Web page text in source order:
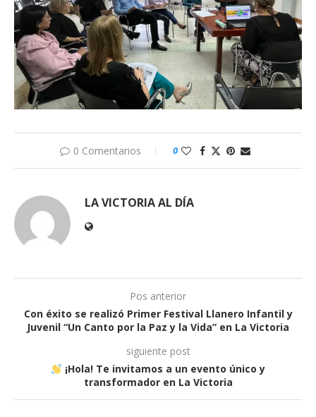
0 Comentarios 0
LA VICTORIA AL DÍA
Pos anterior
Con éxito se realizó Primer Festival Llanero Infantil y
Juvenil “Un Canto por la Paz y la Vida” en La Victoria
siguiente post
¡Hola! Te invitamos a un evento único y
transformador en La Victoria